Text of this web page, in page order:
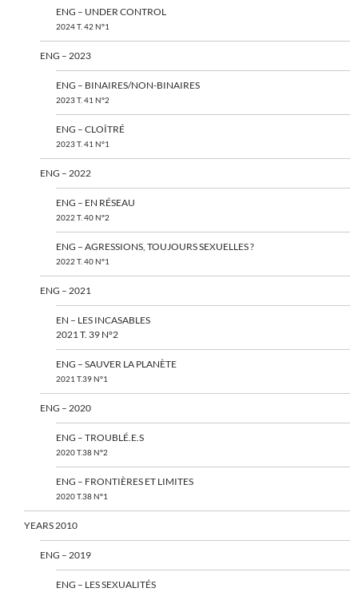
ENG – UNDER CONTROL
2024 T. 42 N°1
ENG – 2023
ENG – BINAIRES/NON-BINAIRES
2023 T. 41 N°2
ENG – CLOÎTRÉ
2023 T. 41 N°1
ENG – 2022
ENG – EN RÉSEAU
2022 T. 40 N°2
ENG – AGRESSIONS, TOUJOURS SEXUELLES ?
2022 T. 40 N°1
ENG – 2021
EN – LES INCASABLES
2021 T. 39 N°2
ENG – SAUVER LA PLANÈTE
2021 T.39 N°1
ENG – 2020
ENG – TROUBLÉ.E.S
2020 T.38 N°2
ENG – FRONTIÈRES ET LIMITES
2020 T.38 N°1
YEARS 2010
ENG – 2019
ENG – LES SEXUALITÉS